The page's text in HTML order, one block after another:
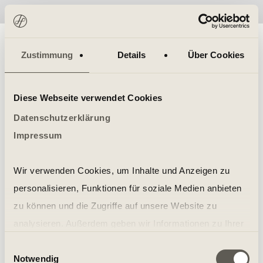
Zustimmung Details Über Cookies
Diese Webseite verwendet Cookies
Datenschutzerklärung
Impressum
Wir verwenden Cookies, um Inhalte und Anzeigen zu
personalisieren, Funktionen für soziale Medien anbieten
zu können und die Zugriffe auf unsere Website zu
soziale Medien, Werbung und Analysen weiter. Unsere
Notwendig